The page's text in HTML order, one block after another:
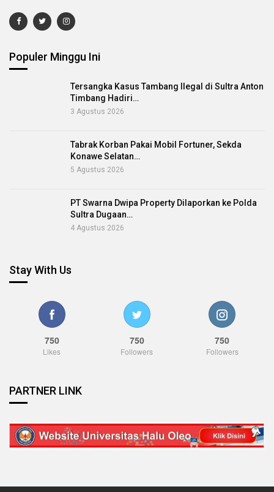
Populer Minggu Ini
Tersangka Kasus Tambang Ilegal di Sultra Anton
Timbang Hadiri…
3 Agustus 2026
Tabrak Korban Pakai Mobil Fortuner, Sekda
Konawe Selatan…
5 Agustus 2026
PT Swarna Dwipa Property Dilaporkan ke Polda
Sultra Dugaan…
4 Agustus 2026
Stay With Us
750
Likes
750
Followers
750
Followers
PARTNER LINK